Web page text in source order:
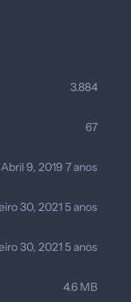
3.884
67
Abril 9, 2019 7 anos
30, 2021 5 anos
30, 2021 5 anos
4.6 MB